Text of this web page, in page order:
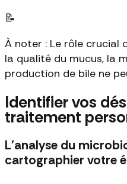
📝
À noter : Le rôle crucial
la qualité du mucus, la
production de bile ne
Identifier vos
traitement
L'analyse du
cartographier votre